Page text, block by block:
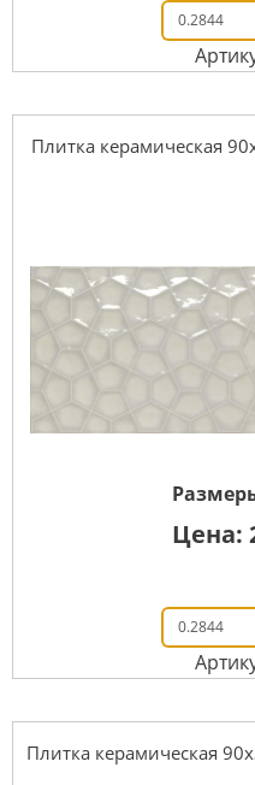
Плитка керамическая
Цена:
Плитка керамическая